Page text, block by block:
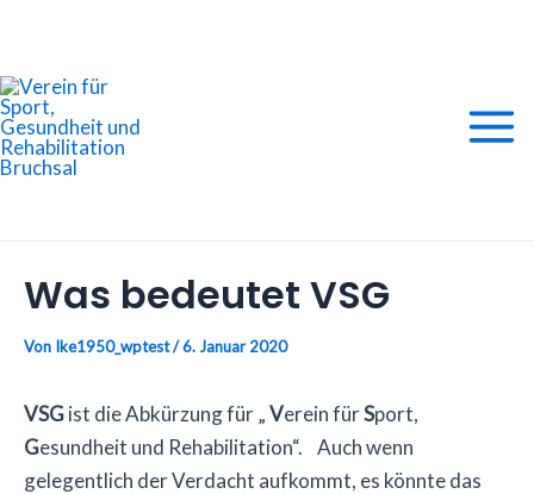
springen
Was bedeutet VSG
Von Ike1950_wptest/6. Januar 2020
VSGist die Abkürzung für „Verein fürSport,
Gesundheit und Rehabilitation“. Auch wenn
gelegentlich der Verdacht aufkommt, es könnte das